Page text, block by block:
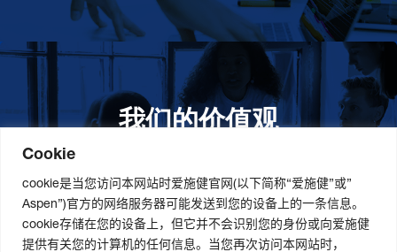
Cookie
cookie是当您访问本网站时爱施健官网(以下简称“爱施健”或”
Aspen”)官方的网络服务器可能发送到您的设备上的一条信息。
cookie存储在您的设备上，但它并不会识别您的身份或向爱施健
提供有关您的计算机的任何信息。当您再次访问本网站时，
我们的价值观
我们的价值观是爱施健存立和发展的基石。集团上下以
此为指引，为实现集团目标而共同奋斗。
关于我们 社会责任 职业发展